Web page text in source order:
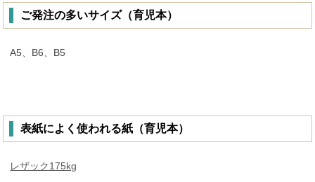
ご発注の多いサイズ（育児本）
A5、B6、B5
表紙によく使われる紙（育児本）
レザック175kg